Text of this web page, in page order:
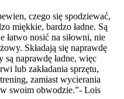
czego się spodziewać,
miękkie, bardzo ładne. Są
łatwo nosić na siłowni, nie
Składają się naprawdę
są naprawdę ładne, więc
lub zakładania sprzętu,
zamiast wycierania
swoim obwodzie.”- Lois